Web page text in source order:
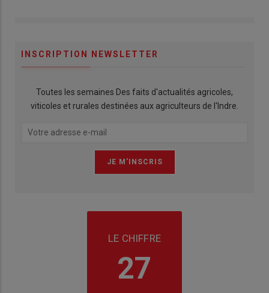
INSCRIPTION NEWSLETTER
Toutes les semaines Des faits d'actualités agricoles,
viticoles et rurales destinées aux agriculteurs de l'Indre.
LE CHIFFRE
27